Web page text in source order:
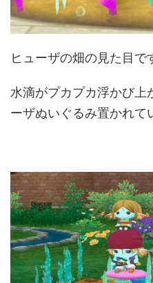
ヒューザの畑の見た目で
水滴がプカプカ浮かび上
ーザぬいぐるみ置かれて